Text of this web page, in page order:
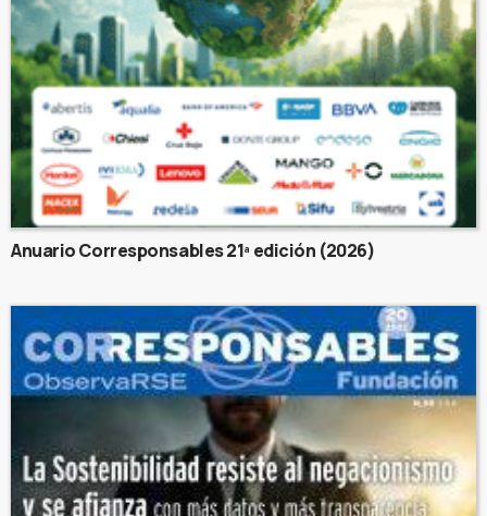
Anuario Corresponsables 21ª edición (2026)